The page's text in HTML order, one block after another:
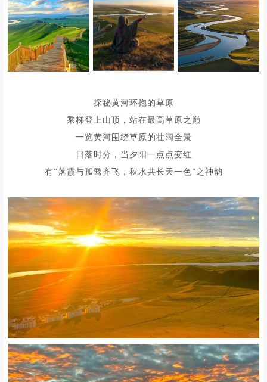
❷
/ 九曲黄河第一湾/
黄河之水犹如仙女的飘带自天边缓缓飘来
S型的黄河在夕阳下泛着红色的粼光
待太阳落入地平线后
便是漫天红霞，既浪漫又温柔